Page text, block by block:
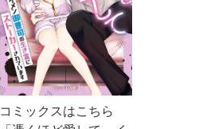
コミックスはこちら